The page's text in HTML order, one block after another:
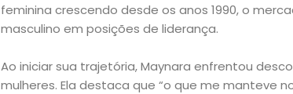
feminina crescendo desde os anos 1990, o
masculino em posições de liderança.
Ao iniciar sua trajetória, Maynara enfrentou
mulheres. Ela destaca que “o que me manteve